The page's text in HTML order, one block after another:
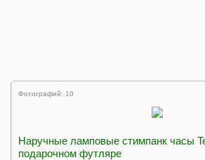
Фотографий: 10
Наручные ламповые стимпанк часы
подарочном футляре